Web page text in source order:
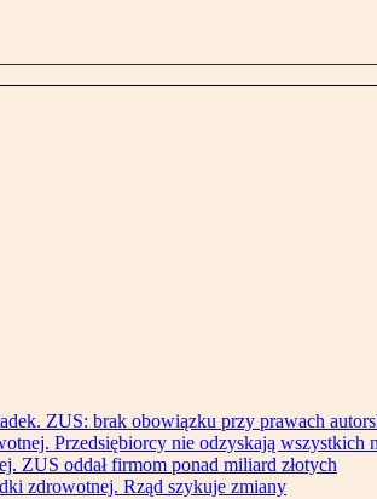
ZUS: brak obowiązku przy prawach
Przedsiębiorcy nie odzyskają wszystkich
ZUS oddał firmom ponad miliard złotych
zdrowotnej. Rząd szykuje zmiany